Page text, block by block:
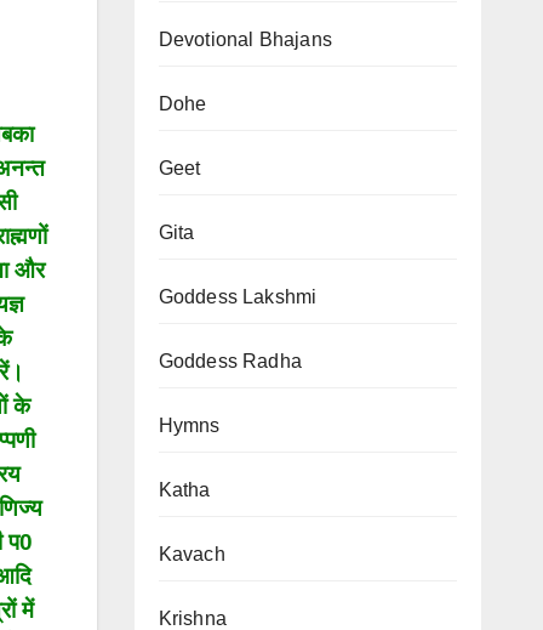
और
के
प0
में
Devotional Bhajans
Dohe
Geet
Gita
Goddess Lakshmi
Goddess Radha
Hymns
Katha
Kavach
Krishna